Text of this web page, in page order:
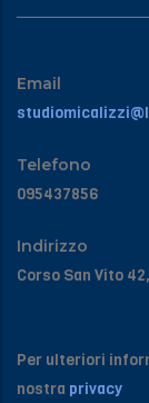
Email
Telefono
095437856
Indirizzo
Corso San Vito
Per ulteriori
nostra privacy